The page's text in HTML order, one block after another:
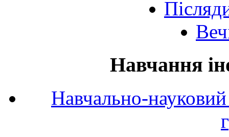
Навчання
Навчально-